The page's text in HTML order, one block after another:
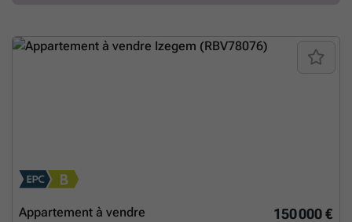
150 000 €
Appartement à vendre